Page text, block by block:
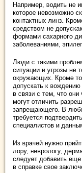
Например, водить не
которое невозможно
контактных линз.
средством не
формами сахарного
заболеваниями,
Люди с такими
ситуации и угрозы не
окружающих. Кроме
допускать к
в связи с тем, что они
могут отличить
запрещающего. В
требуется
специалистов и
Из врачей нужно
лору, неврологу,
следует добавить
в справке свое